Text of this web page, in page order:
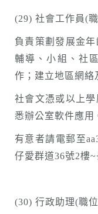
(29) 社會工作員(
負責策劃發展金
輔導、小組、社
作；建立地區網絡
社會文憑或以上
悉辦公室軟件應用
有意者請電郵至
仔愛群道36號2樓
(30) 行政助理(職